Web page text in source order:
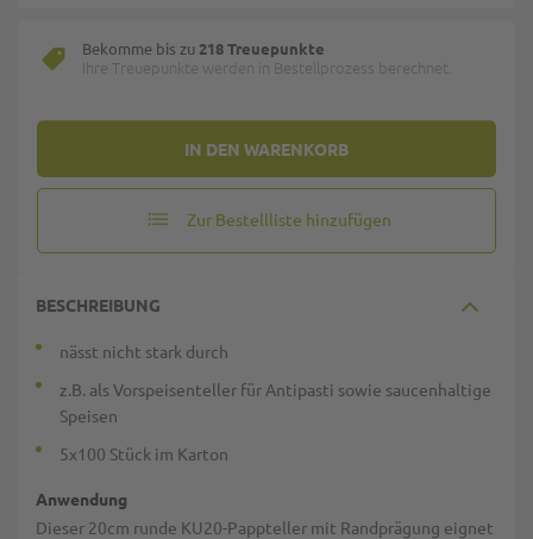
IN DEN WARENKORB
Bekomme bis zu 218 Treuepunkte
Ihre Treuepunkte werden in Bestellprozess berechnet.
Zur Bestellliste hinzufügen
BESCHREIBUNG
nässt nicht stark durch
z.B. als Vorspeisenteller für Antipasti sowie saucenhaltige
Speisen
5x100 Stück im Karton
Anwendung
Dieser 20cm runde KU20-Pappteller mit Randprägung eignet